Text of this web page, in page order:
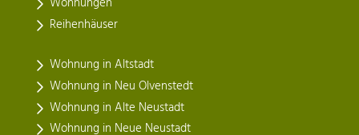
Reihenhäuser
Wohnung in Altstadt
Wohnung in Neu Olvenstedt
Wohnung in Alte Neustadt
Wohnung in Neue Neustadt